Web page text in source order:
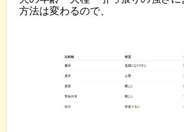
方法は変わるので、